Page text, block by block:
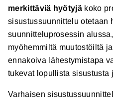
merkittäviä hyötyjä koko
sisustussuunnittelu otetaan
suunnitteluprosessin
myöhemmiltä muutostöiltä
ennakoiva lähestymistapa
tukevat lopullista sisustusta
Varhaisen